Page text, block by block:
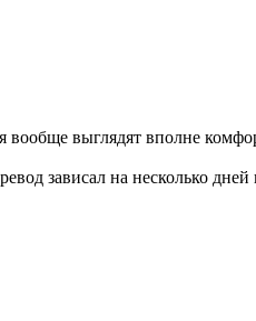
выглядят вполне
зависал на несколько